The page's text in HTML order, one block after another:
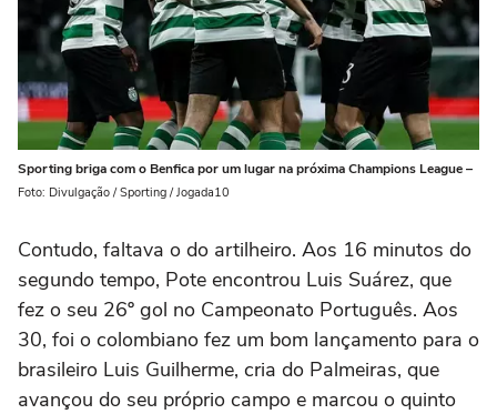
Sporting briga com o Benfica por um lugar na próxima Champions League –
Foto: Divulgação / Sporting / Jogada10
Contudo, faltava o do artilheiro. Aos 16 minutos do
segundo tempo, Pote encontrou Luis Suárez, que
fez o seu 26º gol no Campeonato Português. Aos
30, foi o colombiano fez um bom lançamento para o
brasileiro Luis Guilherme, cria do Palmeiras, que
avançou do seu próprio campo e marcou o quinto